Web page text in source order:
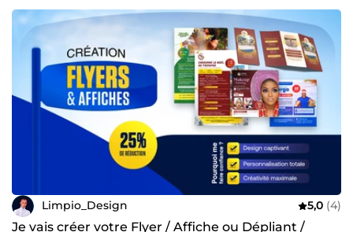
Limpio_Design 5,0 (4)
Je vais créer votre Flyer / Affiche ou Dépliant /